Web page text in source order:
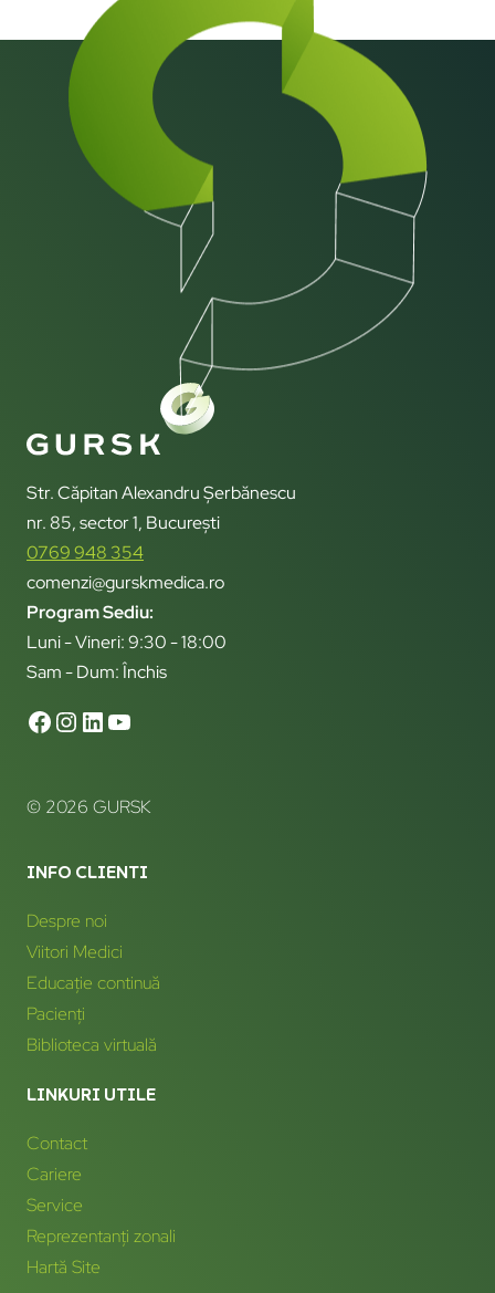
Str. Căpitan Alexandru Șerbănescu
nr. 85, sector 1, București
0769 948 354
comenzi@gurskmedica.ro
Program Sediu:
Luni - Vineri: 9:30 - 18:00
Sam - Dum: Închis
© 2026 GURSK
INFO CLIENTI
Despre noi
Viitori Medici
Educație continuă
Pacienți
Biblioteca virtuală
LINKURI UTILE
Contact
Cariere
Service
Reprezentanți zonali
Hartă Site